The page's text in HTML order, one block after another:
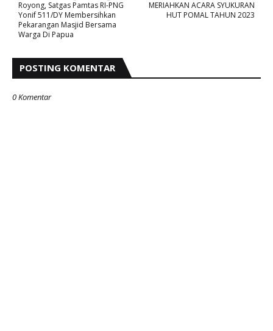
MERIAHKAN ACARA SYUKURAN
HUT POMAL TAHUN 2023
Royong, Satgas Pamtas RI-PNG
Yonif 511/DY Membersihkan
Pekarangan Masjid Bersama
Warga Di Papua
POSTING KOMENTAR
0 Komentar